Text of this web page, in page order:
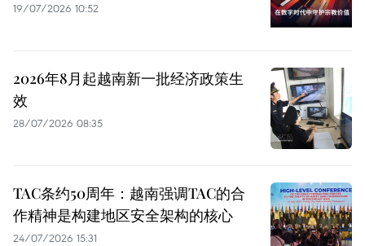
19/07/2026 10:52
2026年8月起越南新一批经济政策生
效
28/07/2026 08:35
TAC条约50周年：越南强调TAC的合
作精神是构建地区安全架构的核心
24/07/2026 15:31